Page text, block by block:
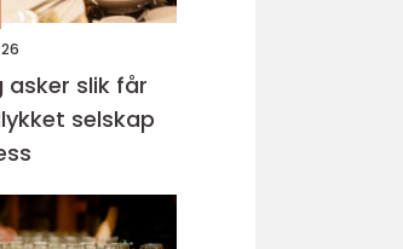
slik får
selskap